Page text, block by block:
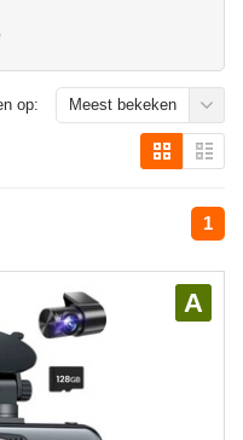
op: Meest bekeken
1
A